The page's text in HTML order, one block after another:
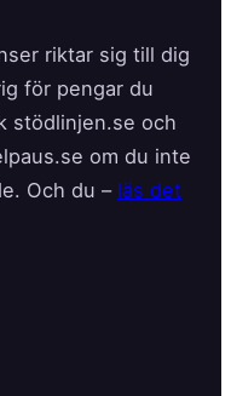
riktar sig till dig
för pengar du
stödlinjen.se och
om du inte
Och du – läs det